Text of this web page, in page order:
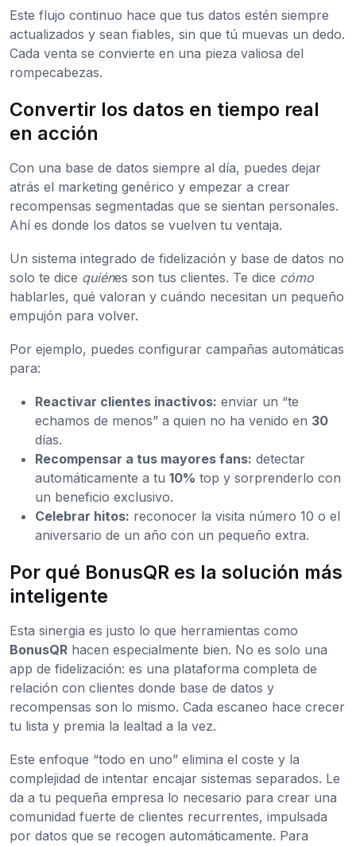
Este flujo continuo hace que tus datos estén siempre
actualizados y sean fiables, sin que tú muevas un dedo.
Cada venta se convierte en una pieza valiosa del
rompecabezas.
Convertir los datos en tiempo real
en acción
Con una base de datos siempre al día, puedes dejar
atrás el marketing genérico y empezar a crear
recompensas segmentadas que se sientan personales.
Ahí es donde los datos se vuelven tu ventaja.
Un sistema integrado de fidelización y base de datos no
solo te dice quiénes son tus clientes. Te dice cómo
hablarles, qué valoran y cuándo necesitan un pequeño
empujón para volver.
Por ejemplo, puedes configurar campañas automáticas
para:
Reactivar clientes inactivos: enviar un “te
echamos de menos” a quien no ha venido en 30
días.
Recompensar a tus mayores fans: detectar
automáticamente a tu 10% top y sorprenderlo con
un beneficio exclusivo.
Celebrar hitos: reconocer la visita número 10 o el
aniversario de un año con un pequeño extra.
Por qué BonusQR es la solución más
inteligente
Esta sinergia es justo lo que herramientas como
BonusQR hacen especialmente bien. No es solo una
app de fidelización: es una plataforma completa de
relación con clientes donde base de datos y
recompensas son lo mismo. Cada escaneo hace crecer
tu lista y premia la lealtad a la vez.
Este enfoque “todo en uno” elimina el coste y la
complejidad de intentar encajar sistemas separados. Le
da a tu pequeña empresa lo necesario para crear una
comunidad fuerte de clientes recurrentes, impulsada
por datos que se recogen automáticamente. Para